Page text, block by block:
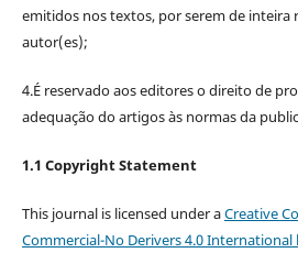
emitidos nos textos, por serem de inteira
autor(es);
4.É reservado aos editores o direito de
adequação do artigos às normas da
1.1 Copyright Statement
This journal is licensed under aCreative
Commercial-No Derivers 4.0 International